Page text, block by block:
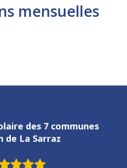
mensuelles
des 7 communes
de La Sarraz